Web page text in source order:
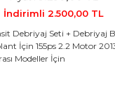
İndirimli 2.500,00 TL